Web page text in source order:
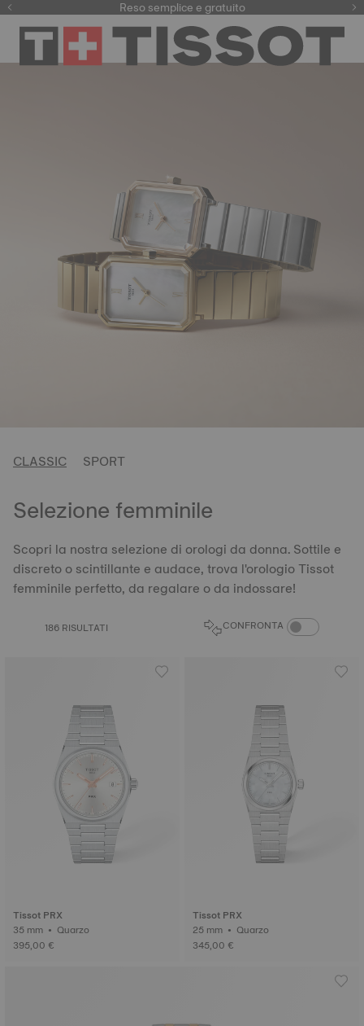
Reso semplice e gratuito
CLASSIC SPORT
Selezione femminile
Scopri la nostra selezione di orologi da donna. Sottile e
discreto o scintillante e audace, trova l'orologio Tissot
femminile perfetto, da regalare o da indossare!
186 RISULTATI CONFRONTA CONFRONTA
Tissot PRX
35 mm • Quarzo
395,00 €
Tissot PRX
25 mm • Quarzo
345,00 €